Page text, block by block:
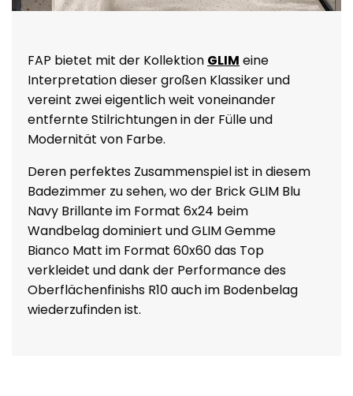
FAP bietet mit der Kollektion GLIM eine
Interpretation dieser großen Klassiker und
vereint zwei eigentlich weit voneinander
entfernte Stilrichtungen in der Fülle und
Modernität von Farbe.
Deren perfektes Zusammenspiel ist in diesem
Badezimmer zu sehen, wo der Brick GLIM Blu
Navy Brillante im Format 6x24 beim
Wandbelag dominiert und GLIM Gemme
Bianco Matt im Format 60x60 das Top
verkleidet und dank der Performance des
Oberflächenfinishs R10 auch im Bodenbelag
wiederzufinden ist.